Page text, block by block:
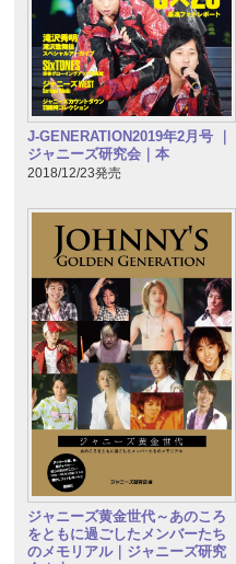
J-GENERATION2019年2月号 ｜
ジャニーズ研究会｜本
2018/12/23発売
ジャニーズ黄金世代～あのころ
をともに過ごしたメンバーたち
のメモリアル｜ジャニーズ研究